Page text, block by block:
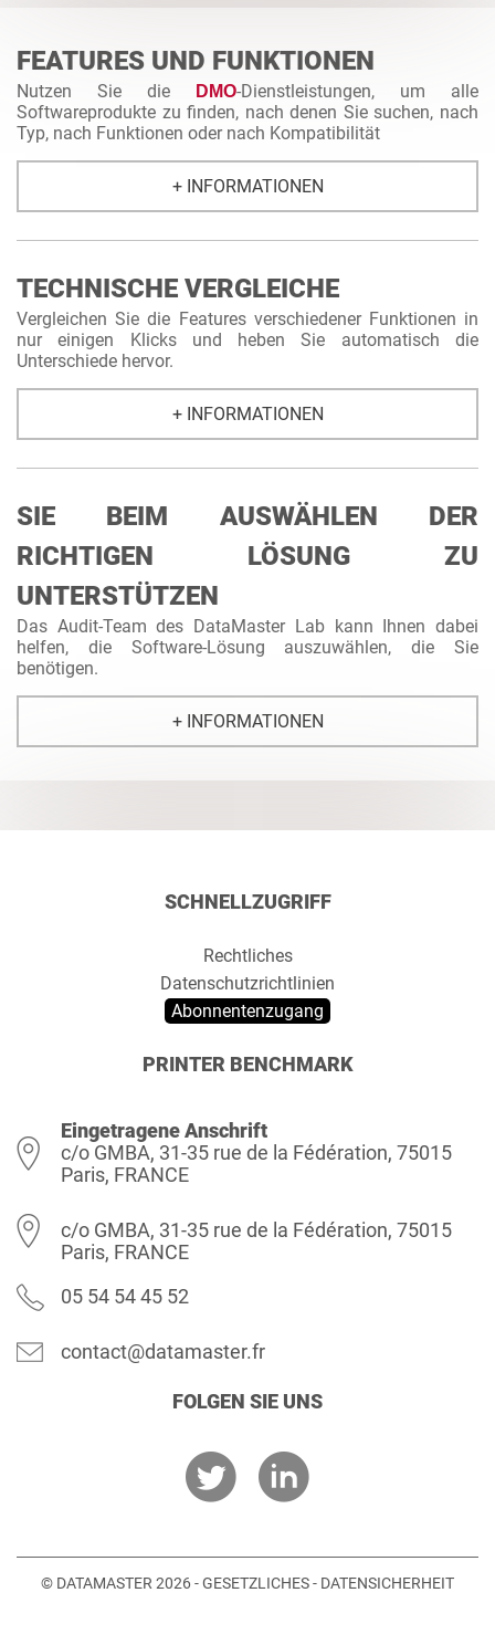
FEATURES UND FUNKTIONEN
Nutzen Sie die DMO-Dienstleistungen, um alle
Softwareprodukte zu finden, nach denen Sie suchen, nach
Typ, nach Funktionen oder nach Kompatibilität
+ INFORMATIONEN
TECHNISCHE VERGLEICHE
Vergleichen Sie die Features verschiedener Funktionen in
nur einigen Klicks und heben Sie automatisch die
Unterschiede hervor.
+ INFORMATIONEN
SIE BEIM AUSWÄHLEN DER
RICHTIGEN LÖSUNG ZU
UNTERSTÜTZEN
Das Audit-Team des DataMaster Lab kann Ihnen dabei
helfen, die Software-Lösung auszuwählen, die Sie
benötigen.
+ INFORMATIONEN
SCHNELLZUGRIFF
Rechtliches
Datenschutzrichtlinien
Abonnentenzugang
PRINTER BENCHMARK
Eingetragene Anschrift
c/o GMBA, 31-35 rue de la Fédération, 75015
Paris, FRANCE
c/o GMBA, 31-35 rue de la Fédération, 75015
Paris, FRANCE
05 54 54 45 52
contact@datamaster.fr
FOLGEN SIE UNS
© DATAMASTER 2026 -GESETZLICHES- DATENSICHERHEIT